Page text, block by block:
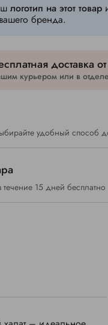
логотип на этот товар
бренда.
доставка
курьером или в
удобный способ
течение 15 дней бесплатно